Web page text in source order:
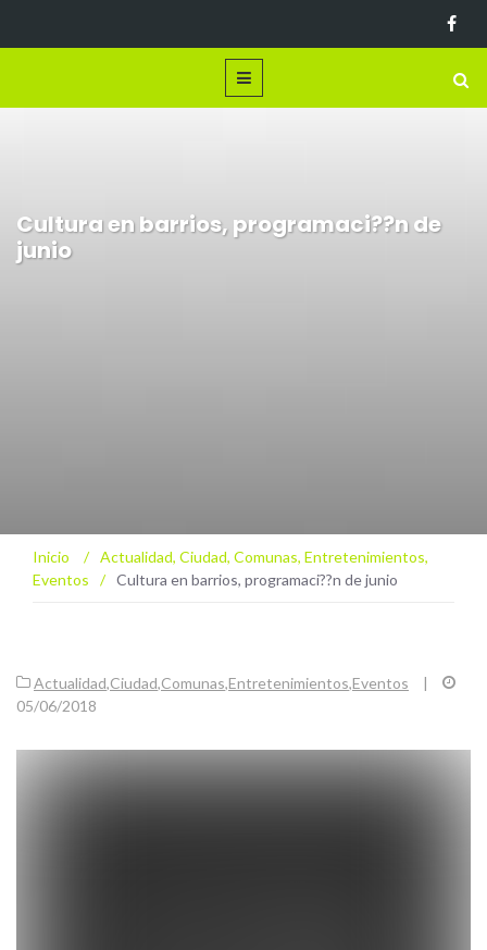
Cultura en barrios, programaci??n de
junio
Inicio / Actualidad, Ciudad, Comunas, Entretenimientos,
Eventos
/ Cultura en barrios, programaci??n de junio
Actualidad,Ciudad,Comunas,Entretenimientos,Eventos
|
05/06/2018